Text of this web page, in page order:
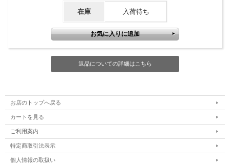
在庫 入荷待ち
返品についての詳細はこちら
お店のトップへ戻る
カートを見る
ご利用案内
特定商取引法表示
個人情報の取扱い